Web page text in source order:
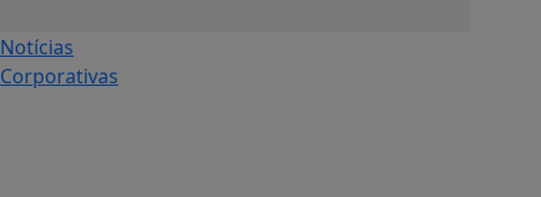
Notícias
Corporativas